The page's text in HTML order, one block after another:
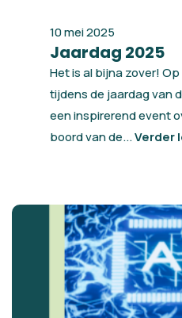
10 mei 2025
Jaardag 2025
Het is al bijna zover!
tijdens de jaardag van
een inspirerend event
boord van de...Verder